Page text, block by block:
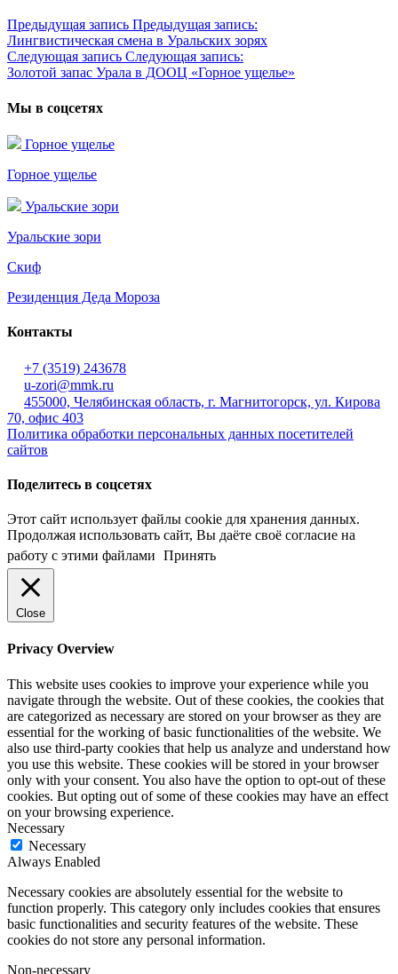
Предыдущая запись Предыдущая запись:
Лингвистическая смена в Уральских зорях
Следующая запись Следующая запись:
Золотой запас Урала в ДООЦ «Горное ущелье»
Мы в соцсетях
Горное ущелье
Горное ущелье
Уральские зори
Уральские зори
Скиф
Резиденция Деда Мороза
Контакты
+7 (3519) 243678
u-zori@mmk.ru
455000, Челябинская область, г. Магнитогорск, ул. Кирова
70, офис 403
Политика обработки персональных данных посетителей
сайтов
Поделитесь в соцсетях
Этот сайт использует файлы cookie для хранения данных.
Продолжая использовать сайт, Вы даёте своё согласие на
работу с этими файлами Принять
Close
Privacy Overview
This website uses cookies to improve your experience while you
navigate through the website. Out of these cookies, the cookies that
are categorized as necessary are stored on your browser as they are
essential for the working of basic functionalities of the website. We
also use third-party cookies that help us analyze and understand how
you use this website. These cookies will be stored in your browser
only with your consent. You also have the option to opt-out of these
cookies. But opting out of some of these cookies may have an effect
on your browsing experience.
Necessary
Necessary
Always Enabled
Necessary cookies are absolutely essential for the website to
function properly. This category only includes cookies that ensures
basic functionalities and security features of the website. These
cookies do not store any personal information.
Non-necessary